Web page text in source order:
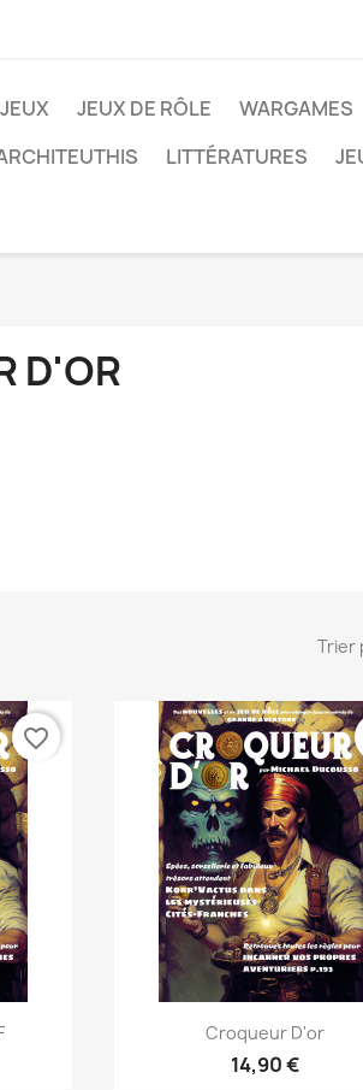
JEUX DE RÔLE WARGAMES
LITTÉRATURES
D'OR
Trier
favorite_border
Aperçu rapide
Croqueur D'or
14,90 €